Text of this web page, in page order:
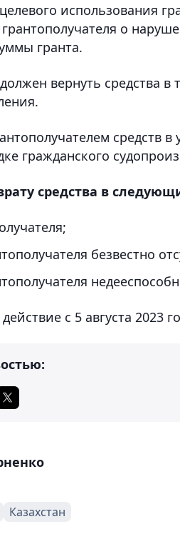
использования
о
гранта.
вернуть средства
средств
гражданского
средства в
безвестно
с 5 августа 2023
Казахстан